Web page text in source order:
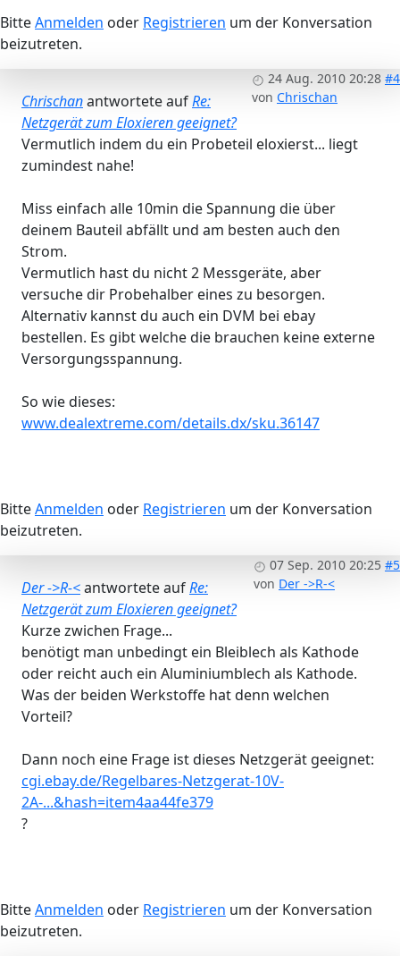
BitteAnmelden oder Registrieren um der Konversation
beizutreten.
24 Aug. 2010 20:28 #4
von Chrischan
Chrischanantwortete aufRe:
Netzgerät zum Eloxieren geeignet?
Vermutlich indem du ein Probeteil eloxierst... liegt
zumindest nahe!
Miss einfach alle 10min die Spannung die über
deinem Bauteil abfällt und am besten auch den
Strom.
Vermutlich hast du nicht 2 Messgeräte, aber
versuche dir Probehalber eines zu besorgen.
Alternativ kannst du auch ein DVM bei ebay
bestellen. Es gibt welche die brauchen keine externe
Versorgungsspannung.
So wie dieses:
www.dealextreme.com/details.dx/sku.36147
BitteAnmelden oder Registrieren um der Konversation
beizutreten.
07 Sep. 2010 20:25 #5
von Der ->R-<
Der ->R-<antwortete aufRe:
Netzgerät zum Eloxieren geeignet?
Kurze zwichen Frage...
benötigt man unbedingt ein Bleiblech als Kathode
oder reicht auch ein Aluminiumblech als Kathode.
Was der beiden Werkstoffe hat denn welchen
Vorteil?
Dann noch eine Frage ist dieses Netzgerät geeignet:
cgi.ebay.de/Regelbares-Netzgerat-10V-
2A-...&hash=item4aa44fe379
?
BitteAnmelden oder Registrieren um der Konversation
beizutreten.